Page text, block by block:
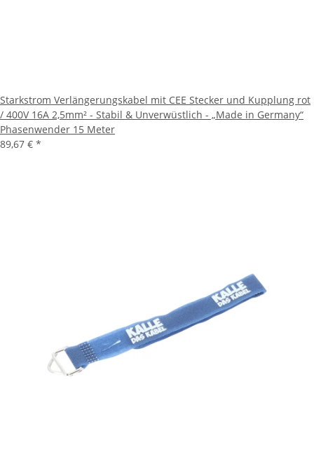
Starkstrom Verlängerungskabel mit CEE Stecker und Kupplung rot
/ 400V 16A 2,5mm² - Stabil & Unverwüstlich - „Made in Germany“
Phasenwender 15 Meter
89,67 € *